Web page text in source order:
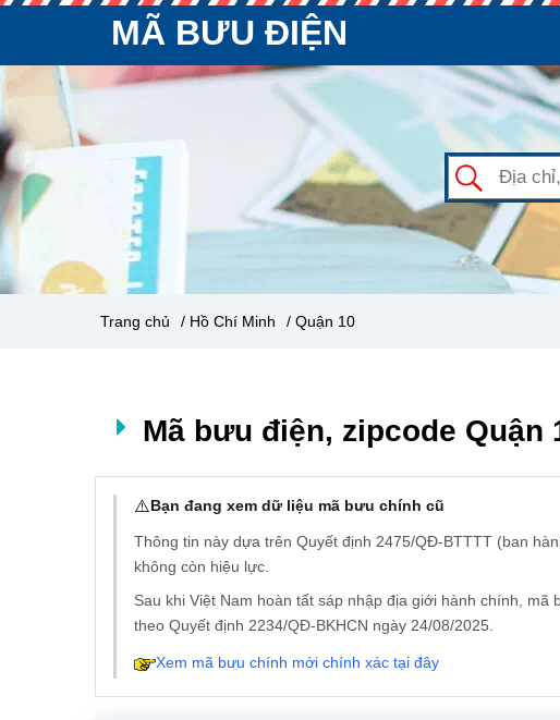
MÃ BƯU ĐIỆN
Trang chủ / Hồ Chí Minh / Quận 10
Mã bưu điện, zipcode Quận
⚠️Bạn đang xem dữ liệu mã bưu chính cũ
Thông tin này dựa trên Quyết định 2475/QĐ-BTTTT (ban
không còn hiệu lực.
Sau khi Việt Nam hoàn tất sáp nhập địa giới hành chính, mã
theo Quyết định 2234/QĐ-BKHCN ngày 24/08/2025.
Xem mã bưu chính mới chính xác tại đây